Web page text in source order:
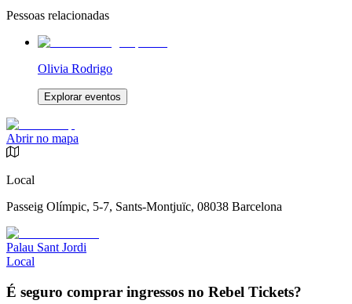
Pessoas relacionadas
Olivia Rodrigo
Explorar eventos
Abrir no mapa
Local
Passeig Olímpic, 5-7, Sants-Montjuïc, 08038 Barcelona
Palau Sant Jordi
Local
É seguro comprar ingressos no Rebel Tickets?